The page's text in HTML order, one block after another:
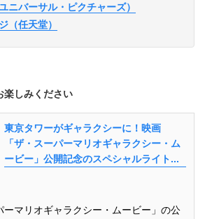
ニバーサル・ピクチャーズ）
（任天堂）
しみください
東京タワーがギャラクシーに！映画
「ザ・スーパーマリオギャラクシー・ム
ービー」公開記念のスペシャルライト...
ーマリオギャラクシー・ムービー」の公